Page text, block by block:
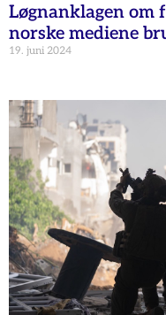
Løgnanklagen om
norske mediene
19. juni 2024